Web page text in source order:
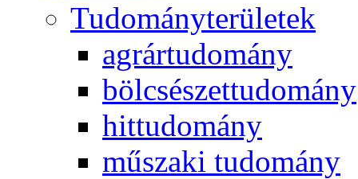
Tudományterületek
agrártudomány
bölcsészettudomány
hittudomány
műszaki tudomány